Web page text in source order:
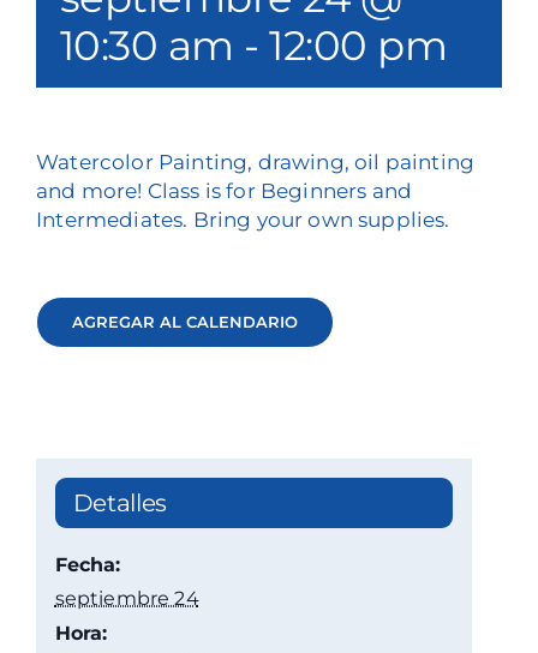
Nuestros servicios
Eventos y medios de comunicación
Filantropía y voluntariado
Póngase en contacto con
Donar
10:30 am -12:00 pm
Watercolor Painting, drawing, oil painting
and more! Class is for Beginners and
Intermediates. Bring your own supplies.
AGREGAR AL CALENDARIO
Detalles
Fecha:
septiembre 24
Hora: